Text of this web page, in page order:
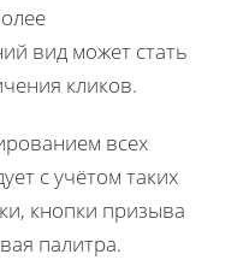
вид может стать
кликов.
всех
с учётом таких
кнопки призыва
палитра.